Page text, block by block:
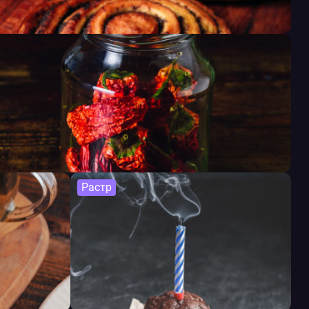
Растр